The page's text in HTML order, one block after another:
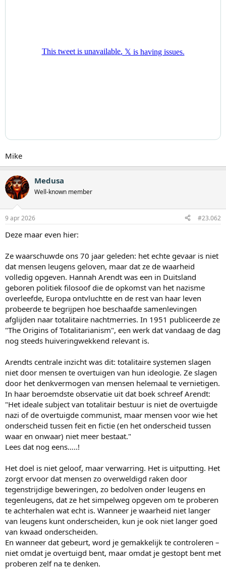
Mike
Medusa
Well-known member
9 apr 2026 #23.062
Deze maar even hier:
Ze waarschuwde ons 70 jaar geleden: het echte gevaar is niet
dat mensen leugens geloven, maar dat ze de waarheid
volledig opgeven. Hannah Arendt was een in Duitsland
geboren politiek filosoof die de opkomst van het nazisme
overleefde, Europa ontvluchtte en de rest van haar leven
probeerde te begrijpen hoe beschaafde samenlevingen
afglijden naar totalitaire nachtmerries. In 1951 publiceerde ze
"The Origins of Totalitarianism", een werk dat vandaag de dag
nog steeds huiveringwekkend relevant is.
Arendts centrale inzicht was dit: totalitaire systemen slagen
niet door mensen te overtuigen van hun ideologie. Ze slagen
door het denkvermogen van mensen helemaal te vernietigen.
In haar beroemdste observatie uit dat boek schreef Arendt:
"Het ideale subject van totalitair bestuur is niet de overtuigde
nazi of de overtuigde communist, maar mensen voor wie het
onderscheid tussen feit en fictie (en het onderscheid tussen
waar en onwaar) niet meer bestaat."
Lees dat nog eens…..!
Het doel is niet geloof, maar verwarring. Het is uitputting. Het
zorgt ervoor dat mensen zo overweldigd raken door
tegenstrijdige beweringen, zo bedolven onder leugens en
tegenleugens, dat ze het simpelweg opgeven om te proberen
te achterhalen wat echt is. Wanneer je waarheid niet langer
van leugens kunt onderscheiden, kun je ook niet langer goed
van kwaad onderscheiden.
En wanneer dat gebeurt, word je gemakkelijk te controleren –
niet omdat je overtuigd bent, maar omdat je gestopt bent met
proberen zelf na te denken.